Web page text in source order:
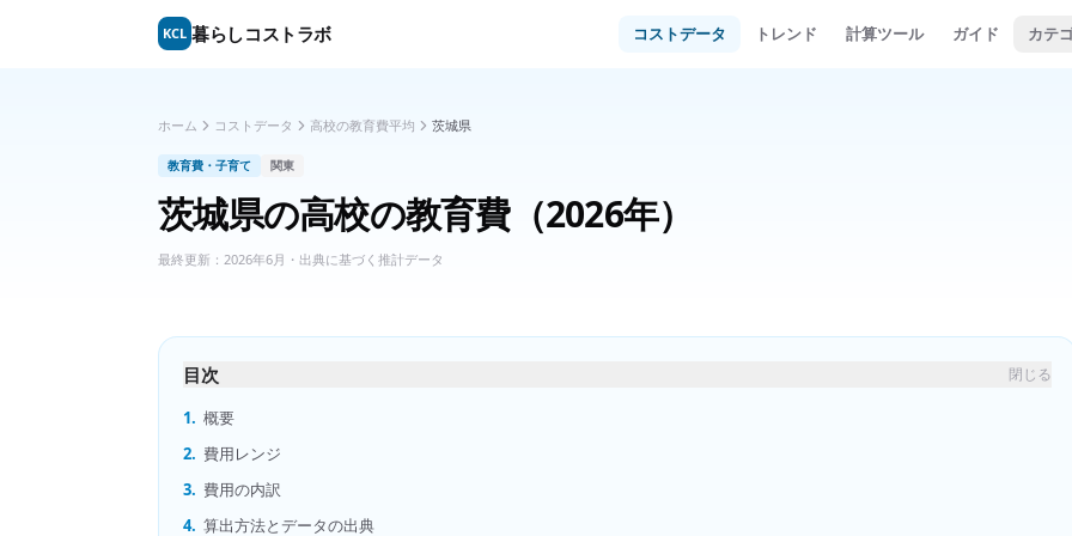
KCL 暮らしコストラボ コストデータ トレンド 計算ツール ガイド カテ
ホーム コストデータ 高校の教育費平均 茨城県
教育費・子育て 関東
茨城県の高校の教育費（2026年）
最終更新： 2026年6月 ・出典に基づく推計データ
目次 閉じる
1. 概要
2. 費用レンジ
3. 費用の内訳
4. 算出方法とデータの出典